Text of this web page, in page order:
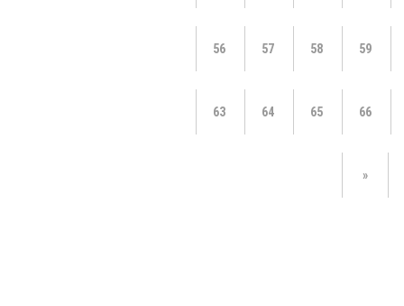
56 57 58 59
63 64 65 66
»